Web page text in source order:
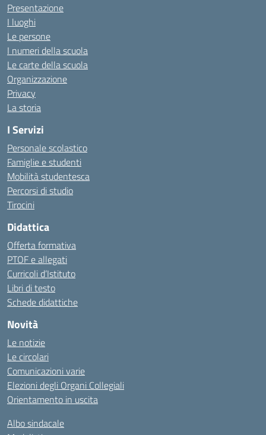
Presentazione
I luoghi
Le persone
I numeri della scuola
Le carte della scuola
Organizzazione
Privacy
La storia
I Servizi
Personale scolastico
Famiglie e studenti
Mobilità studentesca
Percorsi di studio
Tirocini
Didattica
Offerta formativa
PTOF e allegati
Curricoli d’Istituto
Libri di testo
Schede didattiche
Novità
Le notizie
Le circolari
Comunicazioni varie
Elezioni degli Organi Collegiali
Orientamento in uscita
Albo sindacale